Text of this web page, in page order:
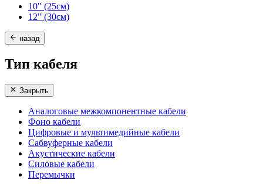
10" (25см)
12" (30см)
назад
Тип кабеля
Закрыть
Аналоговые межкомпонентные кабели
Фоно кабели
Цифровые и мультимедийные кабели
Сабвуферные кабели
Акустические кабели
Силовые кабели
Перемычки